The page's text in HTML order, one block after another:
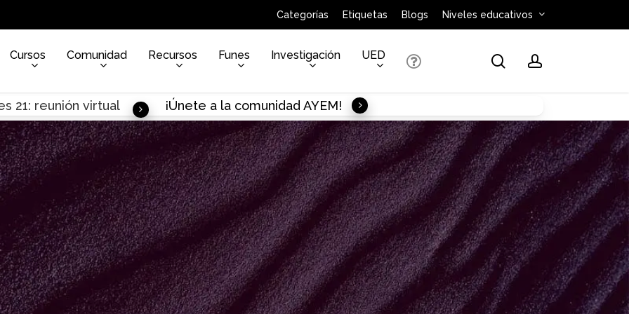
Categorías Etiquetas Blogs Niveles educativos
Cursos Comunidad Recursos Funes Investigación UED searchaccount
21: reunión virtual ¡Únete a la comunidad AYEM!